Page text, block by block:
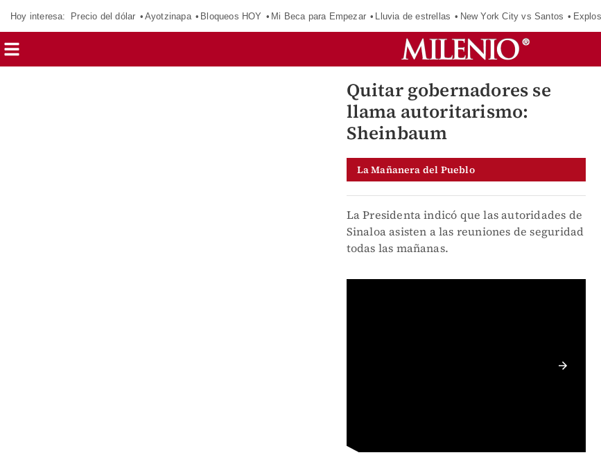
Hoy interesa: Precio del dólar Ayotzinapa Bloqueos HOY Mi Beca para Empezar Lluvia de estrellas New York City vs Santos
Quitar gobernadores se
llama autoritarismo:
Sheinbaum
La Mañanera del Pueblo
La Presidenta indicó que las autoridades de
Sinaloa asisten a las reuniones de seguridad
todas las mañanas.